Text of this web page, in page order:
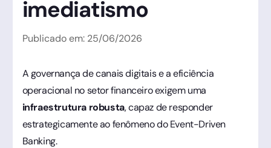
imediatismo
Publicado em: 25/06/2026
A governança de canais digitais e a eficiência
operacional no setor financeiro exigem uma
infraestrutura robusta, capaz de responder
estrategicamente ao fenômeno do Event-Driven
Banking.